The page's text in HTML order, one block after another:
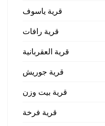
قرية ياسوف
قرية رافات
قرية العقربانية
قرية جوريش
قرية بيت وزن
قرية فرخة